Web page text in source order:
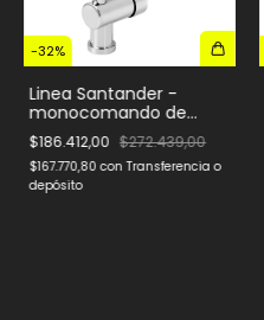
-32%
Linea Santander -
monocomando de
cocina
$186.412,00 $272.439,00
$167.770,80con Transferencia o
depósito